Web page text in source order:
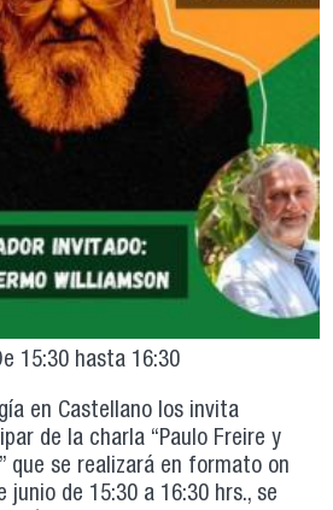
15:30 hasta 16:30
en Castellano los invita
de la charla “Paulo Freire y
que se realizará en formato on
junio de 15:30 a 16:30 hrs., se